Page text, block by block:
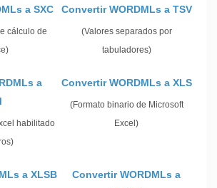
a SXC
cálculo de
Convertir WORDMLs a TSV
(Valores separados por
tabuladores)
a
habilitado
Convertir WORDMLs a XLS
(Formato binario de Microsoft
Excel)
a XLSB
Convertir WORDMLs a